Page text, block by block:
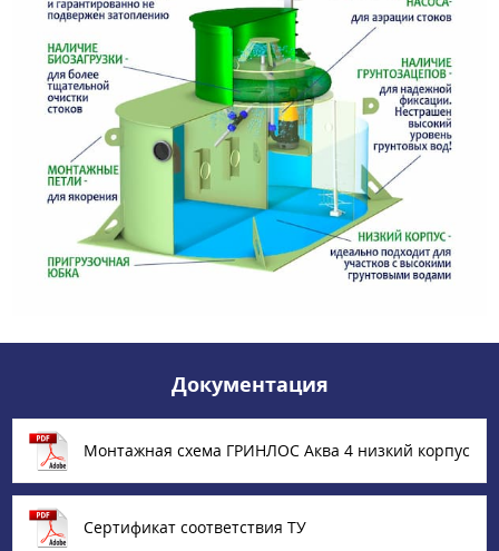
Документация
Монтажная схема ГРИНЛОС Аква 4 низкий корпус
Сертификат соответствия ТУ